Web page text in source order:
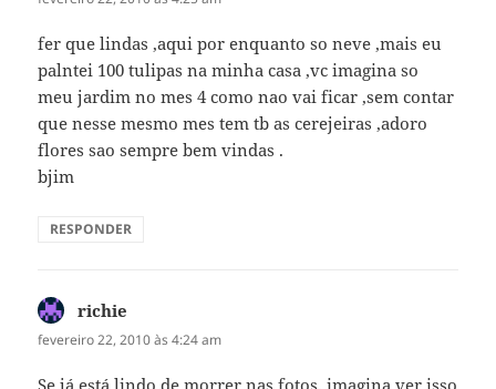
fer que lindas ,aqui por enquanto so neve ,mais eu
palntei 100 tulipas na minha casa ,vc imagina so
meu jardim no mes 4 como nao vai ficar ,sem contar
que nesse mesmo mes tem tb as cerejeiras ,adoro
flores sao sempre bem vindas .
bjim
RESPONDER
richie
fevereiro 22, 2010 às 4:24 am